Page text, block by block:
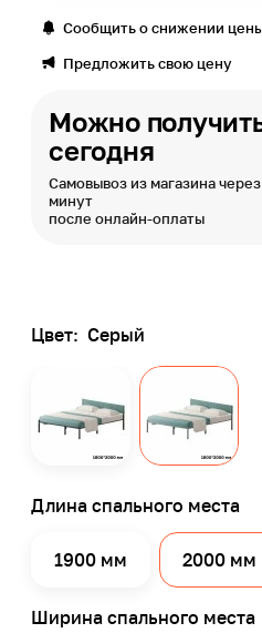
Сообщить о снижении
Предложить свою цену
Можно
сегодня
Самовывоз из магазина через
минут
после онлайн-оплаты
Цвет: Серый
Длина спального места
1900 мм 2000 мм
Ширина спального места